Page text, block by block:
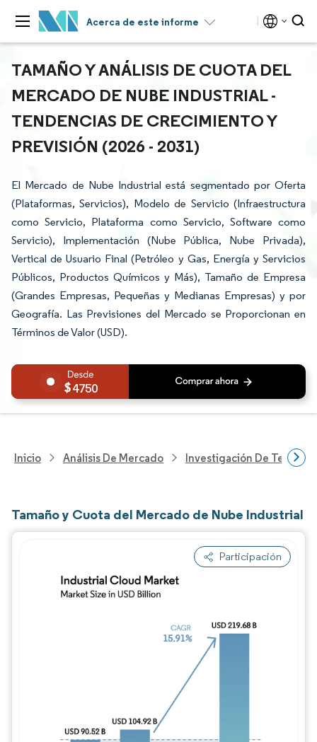
Acerca de este informe
TAMAÑO Y ANÁLISIS DE CUOTA DEL
MERCADO DE NUBE INDUSTRIAL -
TENDENCIAS DE CRECIMIENTO Y
PREVISIÓN (2026 - 2031)
El Mercado de Nube Industrial está segmentado por Oferta
(Plataformas, Servicios), Modelo de Servicio (Infraestructura
como Servicio, Plataforma como Servicio, Software como
Servicio), Implementación (Nube Pública, Nube Privada),
Vertical de Usuario Final (Petróleo y Gas, Energía y Servicios
Públicos, Productos Químicos y Más), Tamaño de Empresa
(Grandes Empresas, Pequeñas y Medianas Empresas) y por
Geografía. Las Previsiones del Mercado se Proporcionan en
Términos de Valor (USD).
4750
Inicio Análisis De Mercado Investigación De
Tamaño y Cuota del Mercado de Nube Industrial
Participación
Imagen © Mordor Intelligence. El uso